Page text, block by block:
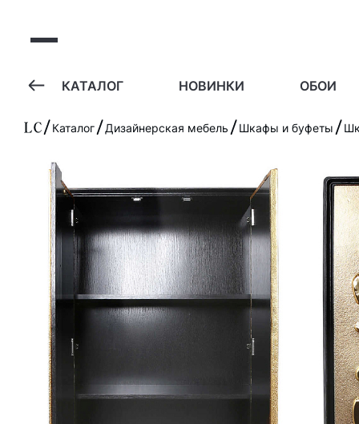
КАТАЛОГ НОВИНКИ ОБОИ
Каталог Дизайнерская мебель Шкафы и буфеты